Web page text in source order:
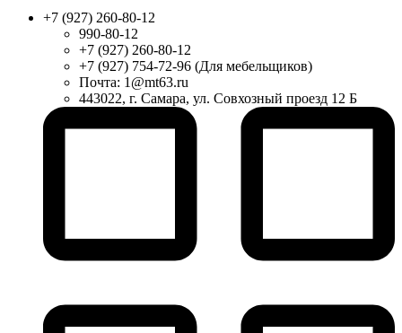
+7 (927) 260-80-12
990-80-12
+7 (927) 260-80-12
+7 (927) 754-72-96 (Для мебельщиков)
Почта: 1@mt63.ru
443022, г. Самара, ул. Совхозный проезд 12 Б